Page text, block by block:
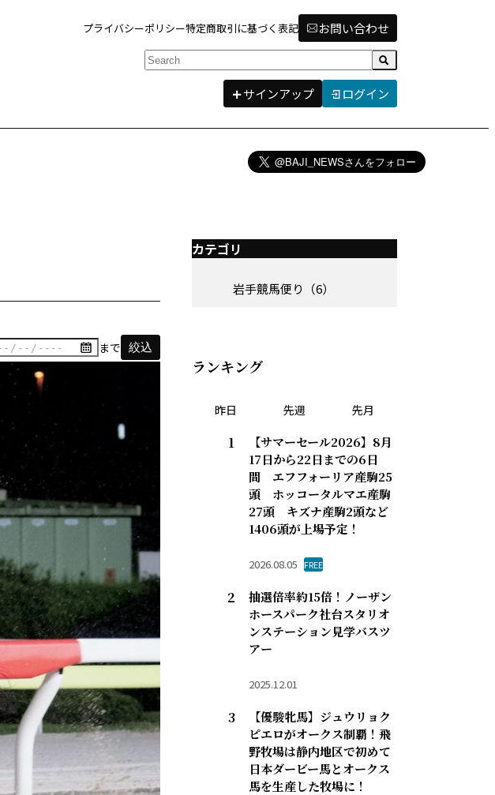
プライバシーポリシー特定商取引に基づく表記 お問い合わせ
サインアップ ログイン
まで 絞込
カテゴリ
岩手競馬便り（6）
ランキング
昨日 先週 先月
【サマーセール2026】8月
17日から22日までの6日
間 エフフォーリア産駒25
頭 ホッコータルマエ産駒
27頭 キズナ産駒2頭など
1406頭が上場予定！
2026.08.05 FREE
抽選倍率約15倍！ノーザン
ホースパーク社台スタリオ
ンステーション見学バスツ
アー
2025.12.01
【優駿牝馬】ジュウリョク
ピエロがオークス制覇！飛
野牧場は静内地区で初めて
日本ダービー馬とオークス
馬を生産した牧場に！